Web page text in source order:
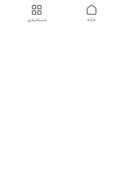
دسته‌بندی خانه